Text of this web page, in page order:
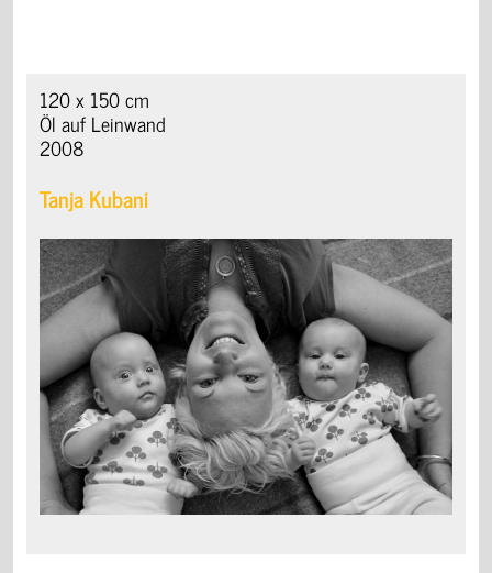
120 x 150 cm
Öl auf Leinwand
2008
Tanja Kubani